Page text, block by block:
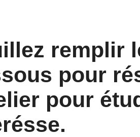
remplir
pour
pour